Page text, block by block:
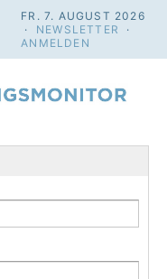
FR. 7. AUGUST 2026
· NEWSLETTER
·
ANMELDEN